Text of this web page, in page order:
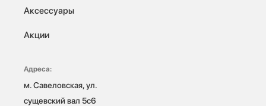
Аксессуары
Акции
Адреса:
м. Савеловская, ул.
сущевский вал 5с6